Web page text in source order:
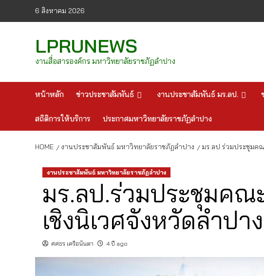
6 สิงหาคม 2026
LPRUNEWS
งานสื่อสารองค์กร มหาวิทยาลัยราชภัฏลำปาง
หน้าหลัก ข่าวประชาสัมพันธ์ งานประชาสัมพันธ์ มร.ลป.
สถิติการให้บริการ ประกาศมหาวิทยาลัยราชภัฏลำปาง
HOME งานประชาสัมพันธ์ มหาวิทยาลัยราชภัฏลำปาง มร.ลป.ร่วมประชุมค
งานประชาสัมพันธ์ มหาวิทยาลัยราชภัฏลำปาง
มร.ลป.ร่วมประชุมค
เชิงนิเวศจังหวัดลำป
ศศธร เครือนันตา 4 ปี ago